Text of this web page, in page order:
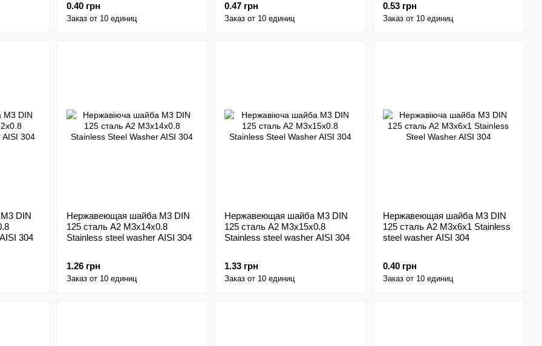
0.40 грн
Заказ от 10 единиц
0.47 грн
Заказ от 10 единиц
0.53 грн
Заказ от 10 единиц
DIN
304
Нержавеющая шайба M3 DIN
125 сталь A2 M3x14x0.8
Stainless steel washer AISI 304
1.26 грн
Заказ от 10 единиц
Нержавеющая шайба M3 DIN
125 сталь A2 M3x15x0.8
Stainless steel washer AISI 304
1.33 грн
Заказ от 10 единиц
Нержавеющая шайба M3 DIN
125 сталь A2 M3x6x1 Stainless
steel washer AISI 304
0.40 грн
Заказ от 10 единиц